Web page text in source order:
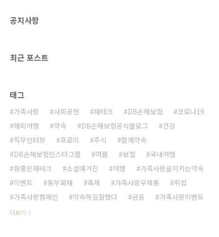
공지사항
최근 포스트
태그
가족사랑 사회공헌 재테크 DB손해보험
코로나19
해외여행
약속 DB손해보험공식블로그
건강
직무인터뷰
프로미 주식
함께약속
DB손해보험인스타그램
여름 보험
국내여행
참좋은재테크
소셜매거진 여행
가족사랑을지키는약속
이벤트
동부화재 축제 가족사랑우체통
취업
가족사랑캠페인
약속하길잘했다 금융 가족사랑이벤트
더보기